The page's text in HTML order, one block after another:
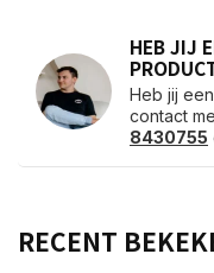
HEB JIJ
Heb jij
contact
8430755
RECENT